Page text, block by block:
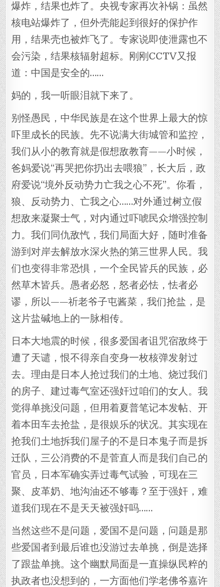
爆炸，结果也炸了。央视专家再次补锅：虽然
核电站爆炸了，但外壳能起到很好的保护作
用，结果壳也被炸飞了。专家说即使泄露也不
会污染，结果核辐射超标。刚刚CCTV又报
道：中国是安全的……
妈的，我一听眼泪就下来了。
别怪愚民，中华民族是在这个世界上最大的惊
吓里成长的民族。先不说满大街城管和监控，
我们从小的教育就是假想敌教育——小时候，
爸妈爱说“再哭把你扔出去喂狼”，长大后，政
府爱说“境外反动势力亡我之心不死”。你看，
狼、反动势力、亡我之心……对外通过树立假
想敌来凝聚士气，对内通过吓唬民众增强控制
力。我们同仇敌忾，我们局面大好，随时准备
游到对岸去解放水深火热的第三世界人民。我
们也变得非常恐惧，一个全民皆兵的民族，必
然草木皆兵。愚者必怒，怒者必怯，怯者必
谬，所以——祈老爷子屯酱菜，我们抢盐，是
这片盐碱地上的一脉相传。
日本大地震的时候，很多爱国者诅咒宿敌终于
遭了天谴，恨不得亲自变身一枚核弹发射过
去。理由是日本人抢过我们的土地、烧过我们
的房子、建过毒气室还强奸过咱们的女人。我
觉得单挑没问题，但用着夏普笔记本发帖、开
着本田车去抢盐，是很娱乐的状况。其实现在
抢我们土地拆我们屋子的不是日本鬼子而是拆
迁队，三公消费的不是菅直人而是我们自己的
官员，日本军确实弄过毒气试验，可现在三
聚、皮革奶、地沟油还不够毒？至于强奸，难
道我们现在不是天天被强奸吗……
当然这些不是问题，爱国不是问题，问题是那
些爱国者到最后谁也没游过去单挑，倒是选择
了跟盐单挑。这个幽默局面是一直操纵民粹的
执政者也没想到的，一方面他们学老佛爷嘉许